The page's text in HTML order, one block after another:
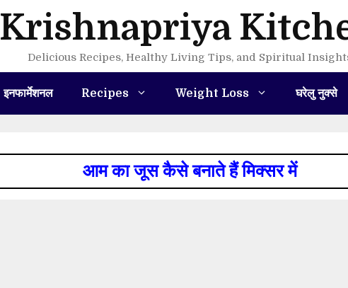
Krishnapriya
Delicious Recipes, Healthy Living Tips, and Spiritual
इनफार्मेशनल Recipes Weight Loss घरेलु नुक्से
आम का जूस कैसे बनाते हैं मिक्सर में